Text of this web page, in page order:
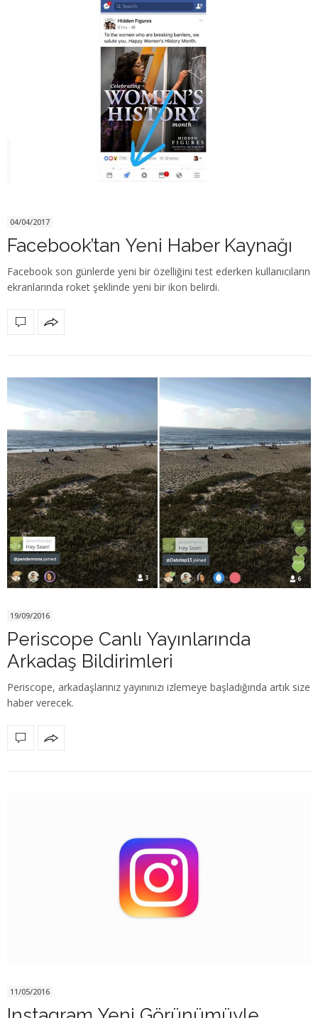
04/04/2017
Facebook’tan Yeni Haber Kaynağı
Facebook son günlerde yeni bir özelliğini test ederken kullanıcıların
ekranlarında roket şeklinde yeni bir ikon belirdi.
19/09/2016
Periscope Canlı Yayınlarında
Arkadaş Bildirimleri
Periscope, arkadaşlarınız yayınınızı izlemeye başladığında artık size
haber verecek.
11/05/2016